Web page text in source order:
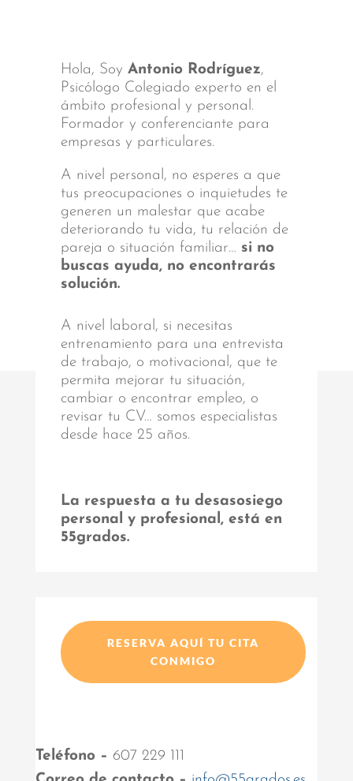
Hola, Soy Antonio Rodríguez,
Psicólogo Colegiado experto en el
ámbito profesional y personal.
Formador y conferenciante para
empresas y particulares.
A nivel personal, no esperes a que
tus preocupaciones o inquietudes te
generen un malestar que acabe
deteriorando tu vida, tu relación de
pareja o situación familiar… si no
buscas ayuda, no encontrarás
solución.
A nivel laboral, si necesitas
entrenamiento para una entrevista
de trabajo, o motivacional, que te
permita mejorar tu situación,
cambiar o encontrar empleo, o
revisar tu CV… somos especialistas
desde hace 25 años.
La respuesta a tu desasosiego
personal y profesional, está en
55grados.
RESERVA AQUÍ TU CITA
CONMIGO
Teléfono – 607 229 111